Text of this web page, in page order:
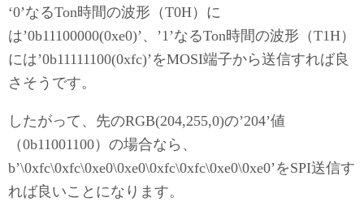
‘0’なるTon時間の波形（T0H）に
は’0b11100000(0xe0)’、’1’なるTon時間の波形（T1H）
には’0b11111100(0xfc)’をMOSI端子から送信すれば良
さそうです。
したがって、先のRGB(204,255,0)の’204’値
（0b11001100）の場合なら、
b’\0xfc\0xfc\0xe0\0xe0\0xfc\0xfc\0xe0\0xe0’をSPI送信す
れば良いことになります。